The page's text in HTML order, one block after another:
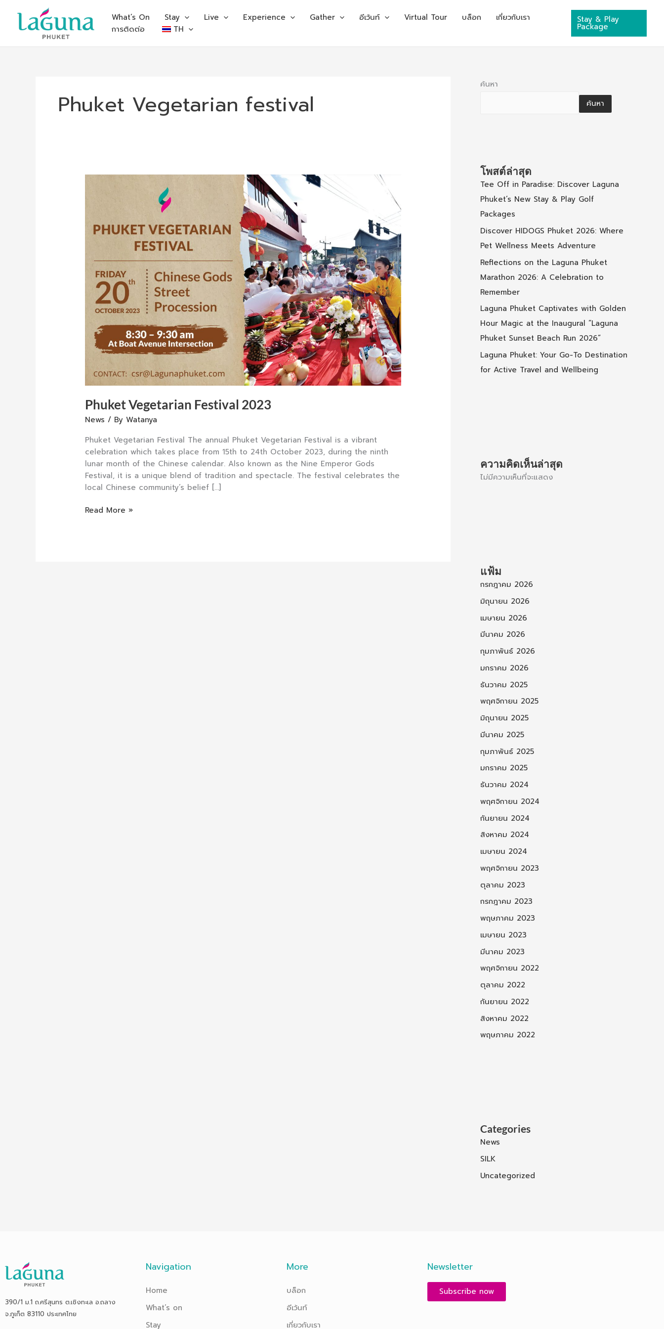
content
What’s On Stay Live Experience Gather อีเว้นท์ Virtual Tour บล็อก
เกี่ยวกับเรา
การติดต่อ
TH
Stay & Play
Package
Phuket Vegetarian festival
Phuket Vegetarian Festival 2023
News / ByWatanya
Phuket Vegetarian Festival The annual Phuket Vegetarian Festival is a vibrant
celebration which takes place from 15th to 24th October 2023, during the ninth
lunar month of the Chinese calendar. Also known as the Nine Emperor Gods
Festival, it is a unique blend of tradition and spectacle. The festival celebrates the
local Chinese community’s belief […]
2023
Read More »
ค้นหา
ค้นหา
โพสต์ล่าสุด
Tee Off in Paradise: Discover Laguna
Phuket’s New Stay & Play Golf
Packages
Discover HIDOGS Phuket 2026: Where
Pet Wellness Meets Adventure
Reflections on the Laguna Phuket
Marathon 2026: A Celebration to
Remember
Laguna Phuket Captivates with Golden
Hour Magic at the Inaugural “Laguna
Phuket Sunset Beach Run 2026”
Laguna Phuket: Your Go-To Destination
for Active Travel and Wellbeing
ความคิดเห็นล่าสุด
ไม่มีความเห็นที่จะแสดง
แฟ้ม
กรกฎาคม 2026
มิถุนายน 2026
เมษายน 2026
มีนาคม 2026
กุมภาพันธ์ 2026
มกราคม 2026
ธันวาคม 2025
พฤศจิกายน 2025
มิถุนายน 2025
มีนาคม 2025
กุมภาพันธ์ 2025
มกราคม 2025
ธันวาคม 2024
พฤศจิกายน 2024
กันยายน 2024
สิงหาคม 2024
เมษายน 2024
พฤศจิกายน 2023
ตุลาคม 2023
กรกฎาคม 2023
พฤษภาคม 2023
เมษายน 2023
มีนาคม 2023
พฤศจิกายน 2022
ตุลาคม 2022
กันยายน 2022
สิงหาคม 2022
พฤษภาคม 2022
Categories
News
SILK
Uncategorized
390/1 ม.1 ถ.ศรีสุนทร ต.เชิงทะเล อ.ถลาง
จ.ภูเก็ต 83110 ประเทศไทย
Navigation
Home
What’s on
Stay
More
บล็อก
อีเว้นท์
เกี่ยวกับเรา
Newsletter
Subscribe now